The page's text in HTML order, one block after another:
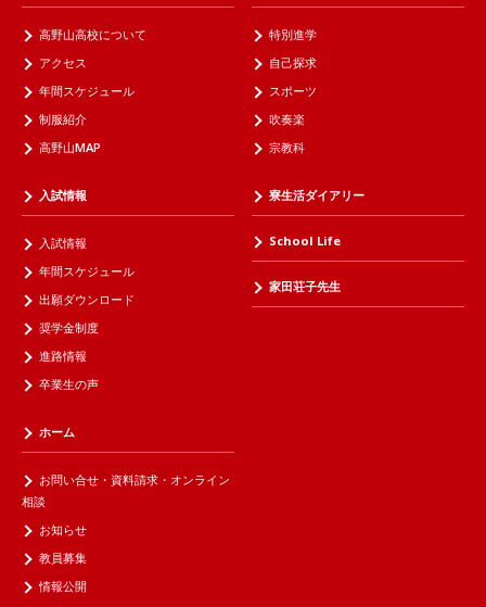
高野山高校について
アクセス
年間スケジュール
制服紹介
高野山MAP
特別進学
自己探求
スポーツ
吹奏楽
宗教科
入試情報
入試情報
年間スケジュール
出願ダウンロード
奨学金制度
進路情報
卒業生の声
寮生活ダイアリー
School Life
家田荘子先生
ホーム
お問い合せ・資料請求・オンライン
相談
お知らせ
教員募集
情報公開